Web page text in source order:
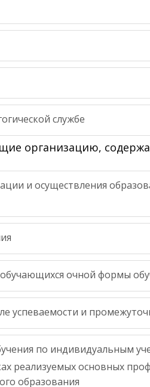
службе
организацию,
и осуществления
очной формы
успеваемости и
по индивидуальным
реализуемых основных
образования